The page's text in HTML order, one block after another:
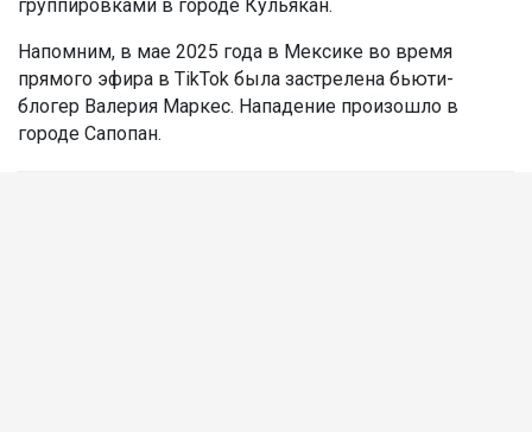
группировками в городе Кульякан.
Напомним, в мае 2025 года в Мексике во время
прямого эфира в TikTok была застрелена бьюти-
блогер Валерия Маркес. Нападение произошло в
городе Сапопан.